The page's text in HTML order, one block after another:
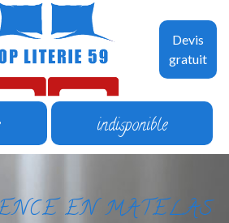
Devis
gratuit
indisponible
EN MATELAS